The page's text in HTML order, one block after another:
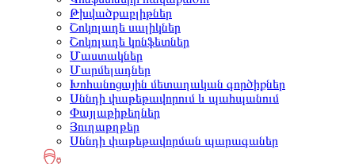
Թխվածքաբլիթներ
Շոկոլադե սալիկներ
Շոկոլադե կոնֆետներ
Մաստակներ
Մարմելադներ
Խոհանոցային մետաղական գործիքներ
Սննդի փաթեթավորում և պահպանում
Փայլաթիթեղներ
Յուղաթղթեր
Սննդի փաթեթավորման պարագաներ